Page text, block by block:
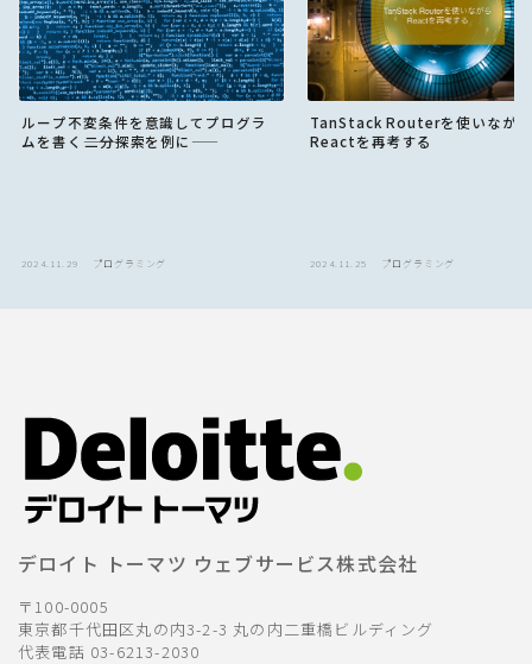
ループ不変条件を意識してプログラ
ムを書く―――二分探索を例に――
2024.11.29 プログラミング
TanStack Routerを使いながら
Reactを再考する
2024.11.25 プログラミング
デロイト トーマツ ウェブサービス株式会社
〒100-0005
東京都千代田区丸の内3-2-3 丸の内二重橋ビルディング
代表電話 03-6213-2030